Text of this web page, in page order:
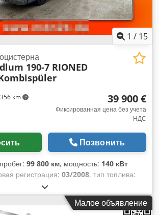
1 / 15
km
190-7 RIONED
39 900 €
Фиксированная цена без учета
НДС
Позвонить
99 800 км, мощность: 140 кВт
регистрация: 03/2008, тип топлива:
10 000 кг, конфигурация осей:
передачи:механический, класс
ABS, кондиционер,
Малое объявление